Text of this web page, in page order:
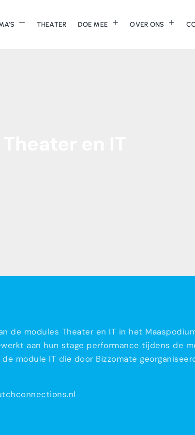
THEATER DOE MEE OVER ONS
modules Theater en IT in het
aan hun stage performance tijdens de
module IT die door Bizzomate